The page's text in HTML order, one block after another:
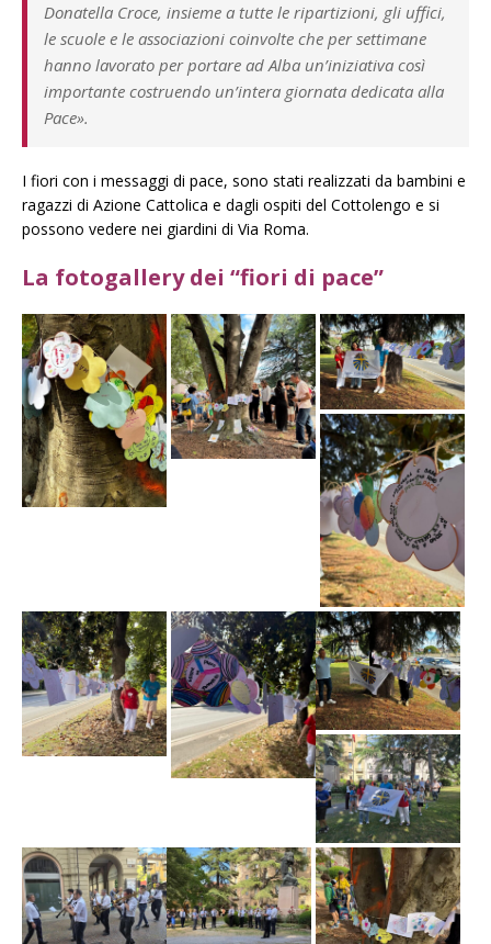
Donatella Croce, insieme a tutte le ripartizioni, gli uffici,
le scuole e le associazioni coinvolte che per settimane
hanno lavorato per portare ad Alba un’iniziativa così
importante costruendo un’intera giornata dedicata alla
Pace».
I fiori con i messaggi di pace, sono stati realizzati da bambini e
ragazzi di Azione Cattolica e dagli ospiti del Cottolengo e si
possono vedere nei giardini di Via Roma.
La fotogallery dei “fiori di pace”